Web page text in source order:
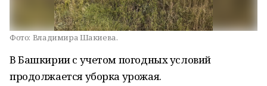
Фото: Владимира Шакиева.
В Башкирии с учетом погодных условий
продолжается уборка урожая.